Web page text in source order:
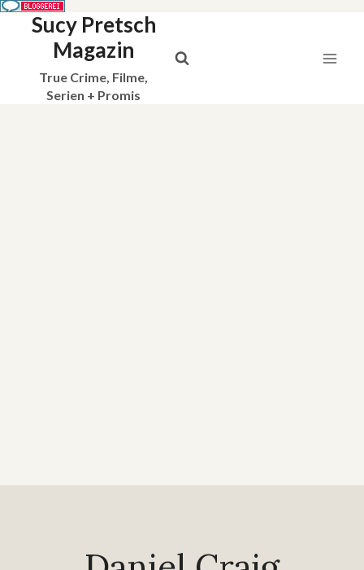
Sucy Pretsch
Magazin
True Crime, Filme,
Serien + Promis